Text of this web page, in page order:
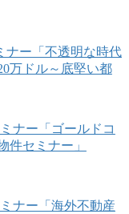
ナー「不透明な時代
万ドル～底堅い都
ナー「ゴールドコ
件セミナー」
ナー「海外不動産